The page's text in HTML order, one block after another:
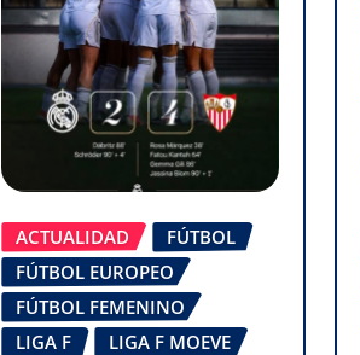
ACTUALIDAD
FÚTBOL
FÚTBOL EUROPEO
FÚTBOL FEMENINO
LIGA F
LIGA F MOEVE